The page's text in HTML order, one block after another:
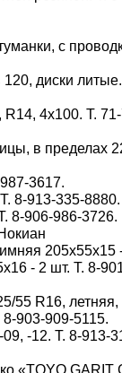
с
диски
4х100. Т.
в пределах
3617.
8-913-335-8880.
8-906-986-3726.
205х55х15
- 2 шт. Т. 8-
55 R16, летняя,
903-909-5115.
-12. Т. 8-913-
«TOYO GARIT